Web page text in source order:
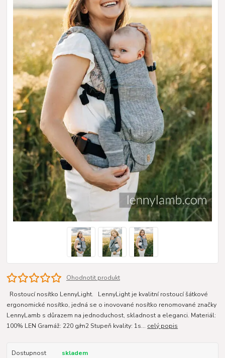
Ohodnotit produkt
Rostoucí nosítko LennyLight. LennyLight je kvalitní rostoucí šátkové
ergonomické nosítko, jedná se o inovované nosítko renomované značky
LennyLamb s důrazem na jednoduchost, skladnost a eleganci. Materiál:
100% LEN Gramáž: 220 g/m2 Stupeň kvality: 1s... celý popis
Dostupnost skladem